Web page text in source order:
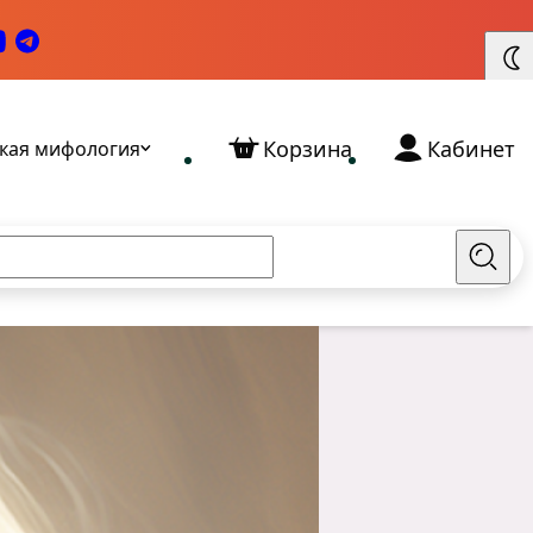
мифология Корзина Кабинет